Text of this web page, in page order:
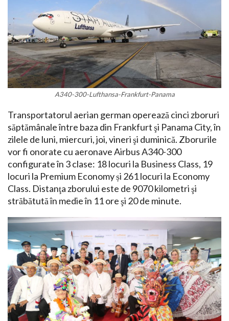
A340-300-Lufthansa-Frankfurt-Panama
Transportatorul aerian german operează cinci zboruri
săptămânale între baza din Frankfurt şi Panama City, în
zilele de luni, miercuri, joi, vineri şi duminică. Zborurile
vor fi onorate cu aeronave Airbus A340-300
configurate în 3 clase: 18 locuri la Business Class, 19
locuri la Premium Economy și 261 locuri la Economy
Class. Distanţa zborului este de 9070 kilometri şi
străbătută în medie în 11 ore şi 20 de minute.